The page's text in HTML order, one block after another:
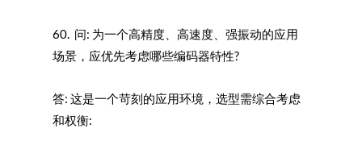
60. 问: 为一个高精度、高速度、强振动的应用
场景，应优先考虑哪些编码器特性?
答: 这是一个苛刻的应用环境，选型需综合考虑
和权衡: